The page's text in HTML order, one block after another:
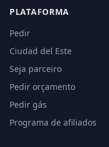
PLATAFORMA
Pedir
Ciudad del Este
Seja parceiro
Pedir orçamento
Pedir gás
Programa de afiliados